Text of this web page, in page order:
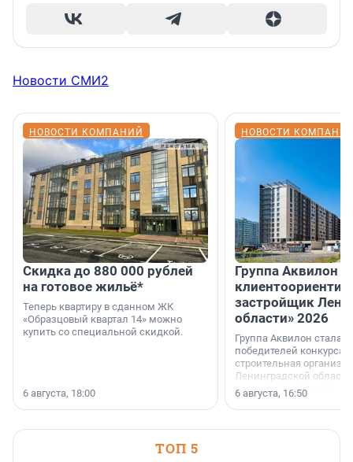
Новости СМИ2
НОВОСТИ КОМПАНИЙ
Скидка до 880 000 рублей
на готовое жильё*
Теперь квартиру в сданном ЖК
«Образцовый квартал 14» можно
купить со специальной скидкой.
6 августа, 18:00
НОВОСТИ
Группа Аквилон
застройщик
области» 2026
Группа Аквилон стала
победителей конкурса
строительная
Ленинградской области
номинации «Самый
застройщик
области».
6 августа, 16:50
ТОП 5